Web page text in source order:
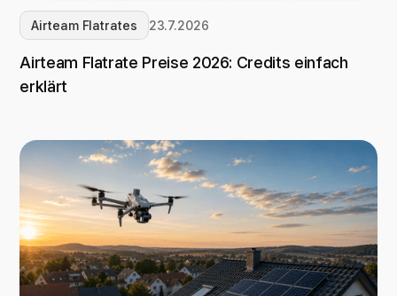
Airteam Flatrates 23.7.2026
Airteam Flatrate Preise 2026: Credits einfach
erklärt